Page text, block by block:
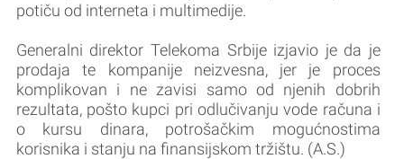
potiču od interneta i multimedije.
Generalni direktor Telekoma Srbije izjavio je da je
prodaja te kompanije neizvesna, jer je proces
komplikovan i ne zavisi samo od njenih dobrih
rezultata, pošto kupci pri odlučivanju vode računa i
o kursu dinara, potrošačkim mogućnostima
korisnika i stanju na finansijskom tržištu. (A.S.)